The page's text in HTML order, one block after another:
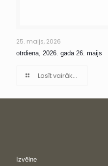
25. maijs, 2026
otrdiena, 2026. gada 26. maijs
Lasīt vairāk...
Izvēlne